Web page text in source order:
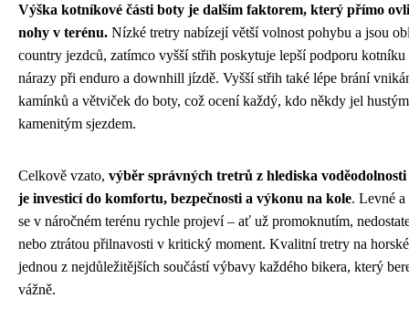
Výška kotníkové části boty je dalším faktorem, který přímo
nohy v terénu. Nízké tretry nabízejí větší volnost pohybu a jsou
country jezdců, zatímco vyšší střih poskytuje lepší podporu kotníku
nárazy při enduro a downhill jízdě. Vyšší střih také lépe brání
kamínků a větviček do boty, což ocení každý, kdo někdy jel
kamenitým sjezdem.
Celkově vzato, výběr správných tretrů z hlediska
je investicí do komfortu, bezpečnosti a výkonu na kole. Levné
se v náročném terénu rychle projeví – ať už promoknutím,
nebo ztrátou přilnavosti v kritický moment. Kvalitní tretry na
jednou z nejdůležitějších součástí výbavy každého bikera, který
vážně.